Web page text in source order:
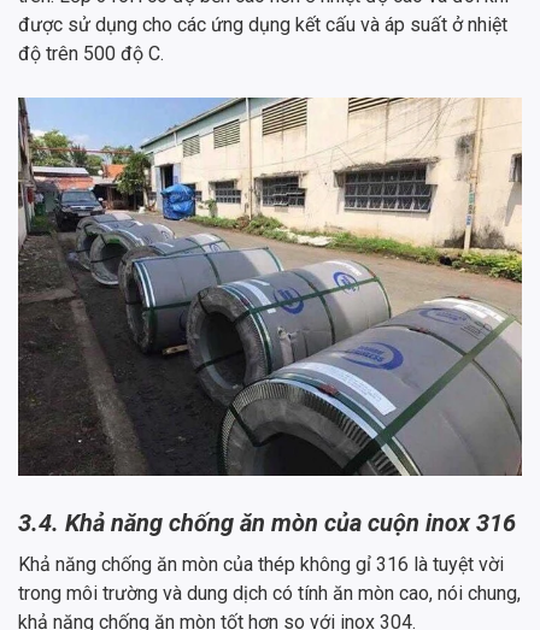
được sử dụng cho các ứng dụng kết cấu và áp suất ở nhiệt
độ trên 500 độ C.
3.4. Khả năng chống ăn mòn của cuộn inox 316
Khả năng chống ăn mòn của thép không gỉ 316 là tuyệt vời
trong môi trường và dung dịch có tính ăn mòn cao, nói chung,
khả năng chống ăn mòn tốt hơn so với inox 304.